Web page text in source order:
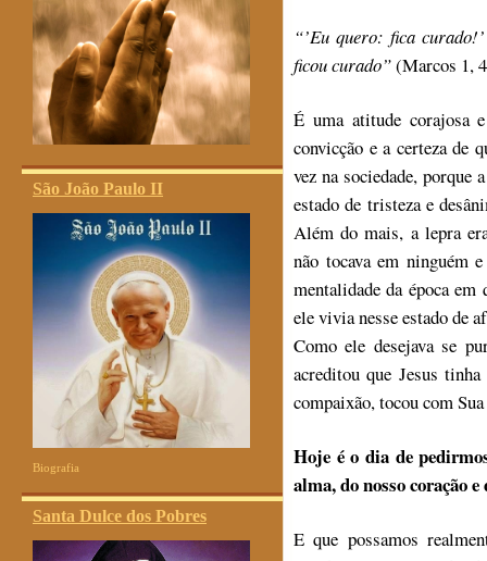
São João Paulo II
Biografia
Santa Dulce dos Pobres
“’Eu quero: fica
ficou curado”(Marcos 1,
É uma atitude corajosa
convicção e a certeza de
vez na sociedade, porque
estado de tristeza e
Além do mais, a lepra
não tocava em ninguém
mentalidade da época
ele vivia nesse estado de
Como ele desejava se
acreditou que Jesus
compaixão, tocou com
Hoje é o dia de
alma, do nosso coração e
E que possamos